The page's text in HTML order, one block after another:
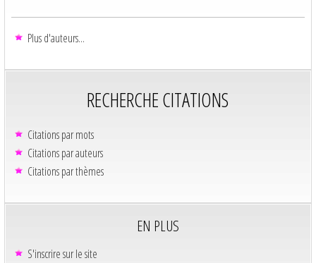
Plus d'auteurs...
RECHERCHE CITATIONS
Citations par mots
Citations par auteurs
Citations par thèmes
EN PLUS
S'inscrire sur le site